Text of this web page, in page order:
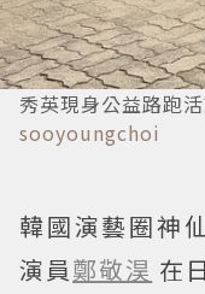
秀英現身公益路跑
sooyoungchoi
韓國演藝圈神
演員鄭敬淏 在